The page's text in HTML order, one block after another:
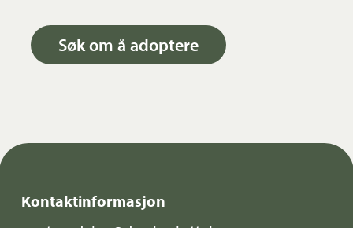
Søk om å adoptere
Kontaktinformasjon